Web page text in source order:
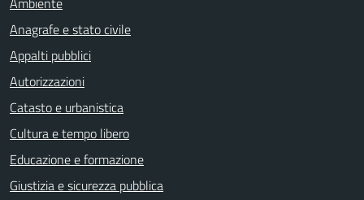
Anagrafe e stato civile
Appalti pubblici
Autorizzazioni
Catasto e urbanistica
Cultura e tempo libero
Educazione e formazione
Giustizia e sicurezza pubblica